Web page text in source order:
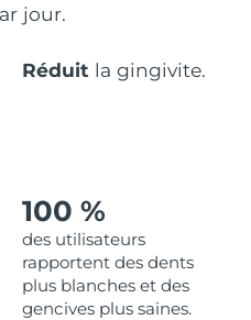
jour.
Réduit la gingivite.
100 %
des utilisateurs
rapportent des dents
plus blanches et des
gencives plus saines.